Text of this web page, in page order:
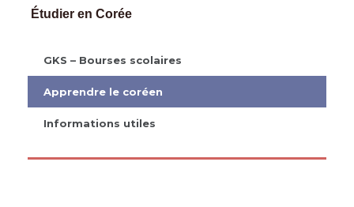
Étudier en Corée
GKS – Bourses scolaires
Apprendre le coréen
Informations utiles